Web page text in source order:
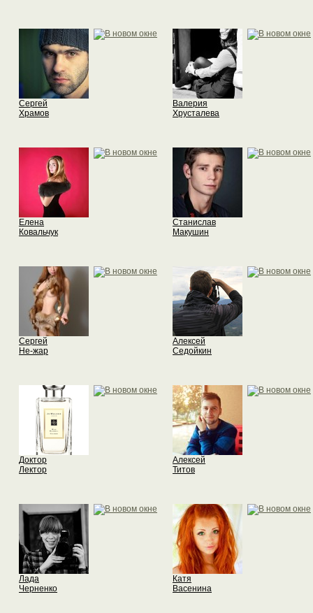
Сергей
Храмов
Валерия
Хрусталева
Елена
Ковальчук
Станислав
Макушин
Сергей
Не-жар
Алексей
Седойкин
Доктор
Лектор
Алексей
Титов
Лада
Черненко
Катя
Васенина